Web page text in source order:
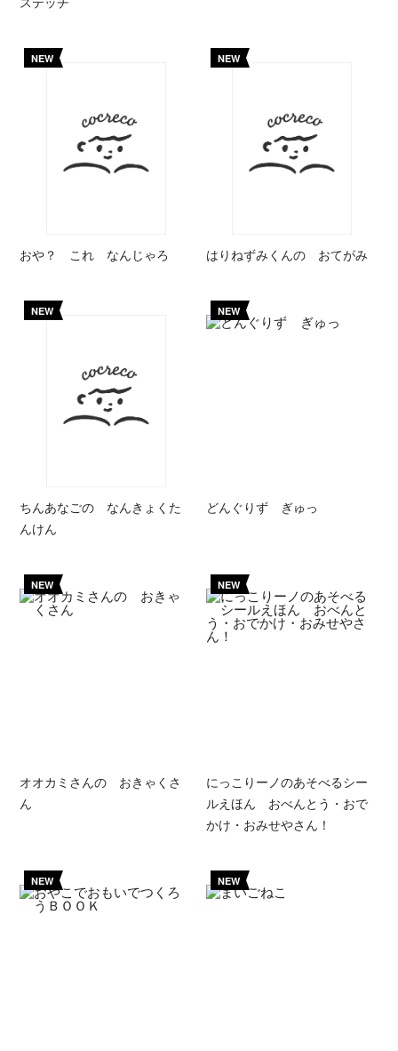
NEW
おや？ これ なんじゃろ
NEW
はりねずみくんの おてがみ
NEW
ちんあなごの なんきょくた
んけん
NEW
どんぐりず ぎゅっ
NEW
オオカミさんの おきゃくさ
ん
NEW
にっこりーノのあそべるシー
ルえほん おべんとう・おで
かけ・おみせやさん！
NEW NEW